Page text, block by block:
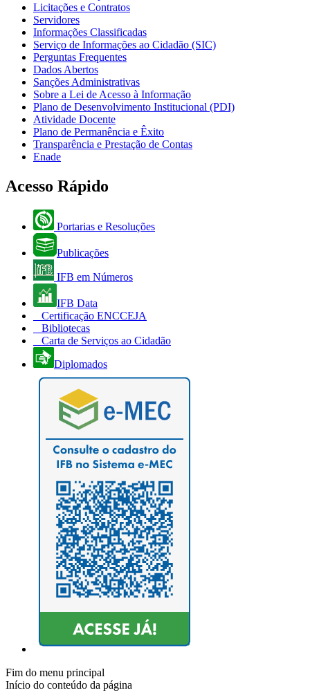
Licitações e Contratos
Servidores
Informações Classificadas
Serviço de Informações ao Cidadão (SIC)
Perguntas Frequentes
Dados Abertos
Sanções Administrativas
Sobre a Lei de Acesso à Informação
Plano de Desenvolvimento Institucional (PDI)
Atividade Docente
Plano de Permanência e Êxito
Transparência e Prestação de Contas
Enade
Acesso Rápido
Portarias e Resoluções
Publicações
IFB em Números
IFB Data
Certificação ENCCEJA
Bibliotecas
Carta de Serviços ao Cidadão
Diplomados
Fim do menu principal
Início do conteúdo da página